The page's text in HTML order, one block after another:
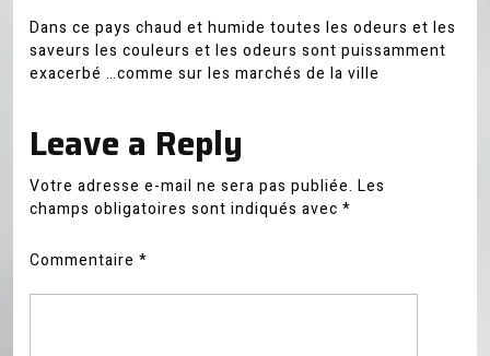
Dans ce pays chaud et humide toutes les odeurs et les
saveurs les couleurs et les odeurs sont puissamment
exacerbé …comme sur les marchés de la ville
Leave a Reply
Votre adresse e-mail ne sera pas publiée. Les
champs obligatoires sont indiqués avec *
Commentaire *